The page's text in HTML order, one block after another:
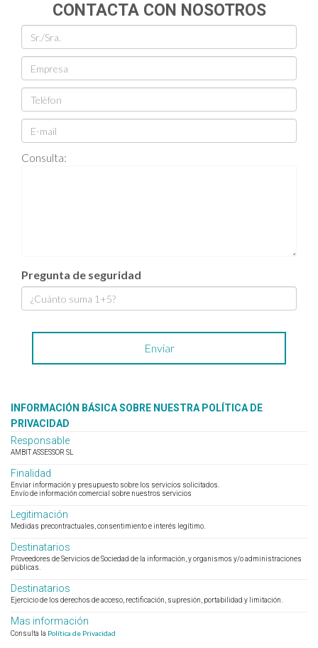
CONTACTA CON NOSOTROS
Consulta:
Pregunta de seguridad
INFORMACIÓN BÁSICA SOBRE NUESTRA POLÍTICA DE
PRIVACIDAD
Responsable
AMBIT ASSESSOR SL
Finalidad
Enviar información y presupuesto sobre los servicios solicitados.
Envío de información comercial sobre nuestros servicios
Legitimación
Medidas precontractuales, consentimiento e interés legítimo.
Destinatarios
Proveedores de Servicios de Sociedad de la información, y organismos y/o administraciones
públicas.
Destinatarios
Ejercicio de los derechos de acceso, rectificación, supresión, portabilidad y limitación.
Mas información
Consulta la Política de Privacidad